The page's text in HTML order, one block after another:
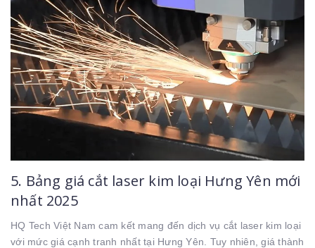
5. Bảng giá cắt laser kim loại Hưng Yên mới
nhất 2025
HQ Tech Việt Nam cam kết mang đến dịch vụ cắt laser kim loại
với mức giá cạnh tranh nhất tại Hưng Yên. Tuy nhiên, giá thành